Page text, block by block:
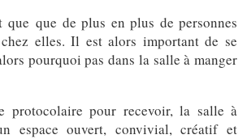
que que de plus en plus de personnes
elles. Il est alors important de se
pourquoi pas dans la salle à manger
protocolaire pour recevoir, la salle à
espace ouvert, convivial, créatif et